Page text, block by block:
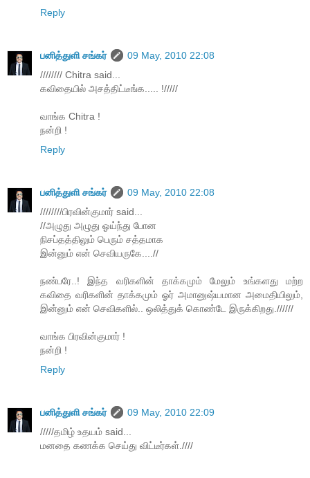
Reply
பனித்துளி சங்கர்
09 May, 2010 22:08
//////// Chitra said...
கவிதையில் அசத்திட்டீங்க..... !/////
வாங்க Chitra !
நன்றி !
Reply
பனித்துளி சங்கர்
09 May, 2010 22:08
////////பிரவின்குமார் said...
//அழுது அழுது ஓய்ந்து போன
நிசப்தத்திலும் பெரும் சத்தமாக
இன்னும் என் செவியருகே....//
நண்பரே..! இந்த வரிகளின் தாக்கமும் மேலும் உங்களது மற்ற
கவிதை வரிகளின் தாக்கமும் ஓர் அமானுஷ்யமான அமைதியிலும்,
இன்னும் என் செவிகளில்.. ஒலித்துக் கொண்டே இருக்கிறது.//////
வாங்க பிரவின்குமார் !
நன்றி !
Reply
பனித்துளி சங்கர்
09 May, 2010 22:09
/////தமிழ் உதயம் said...
மனதை கணக்க செய்து விட்டீர்கள்.////